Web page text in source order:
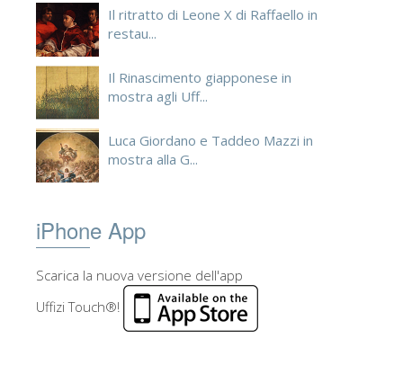
Il ritratto di Leone X di Raffaello in
restau...
Il Rinascimento giapponese in
mostra agli Uff...
Luca Giordano e Taddeo Mazzi in
mostra alla G...
iPhone App
Scarica la nuova versione dell'app
Uffizi Touch®!